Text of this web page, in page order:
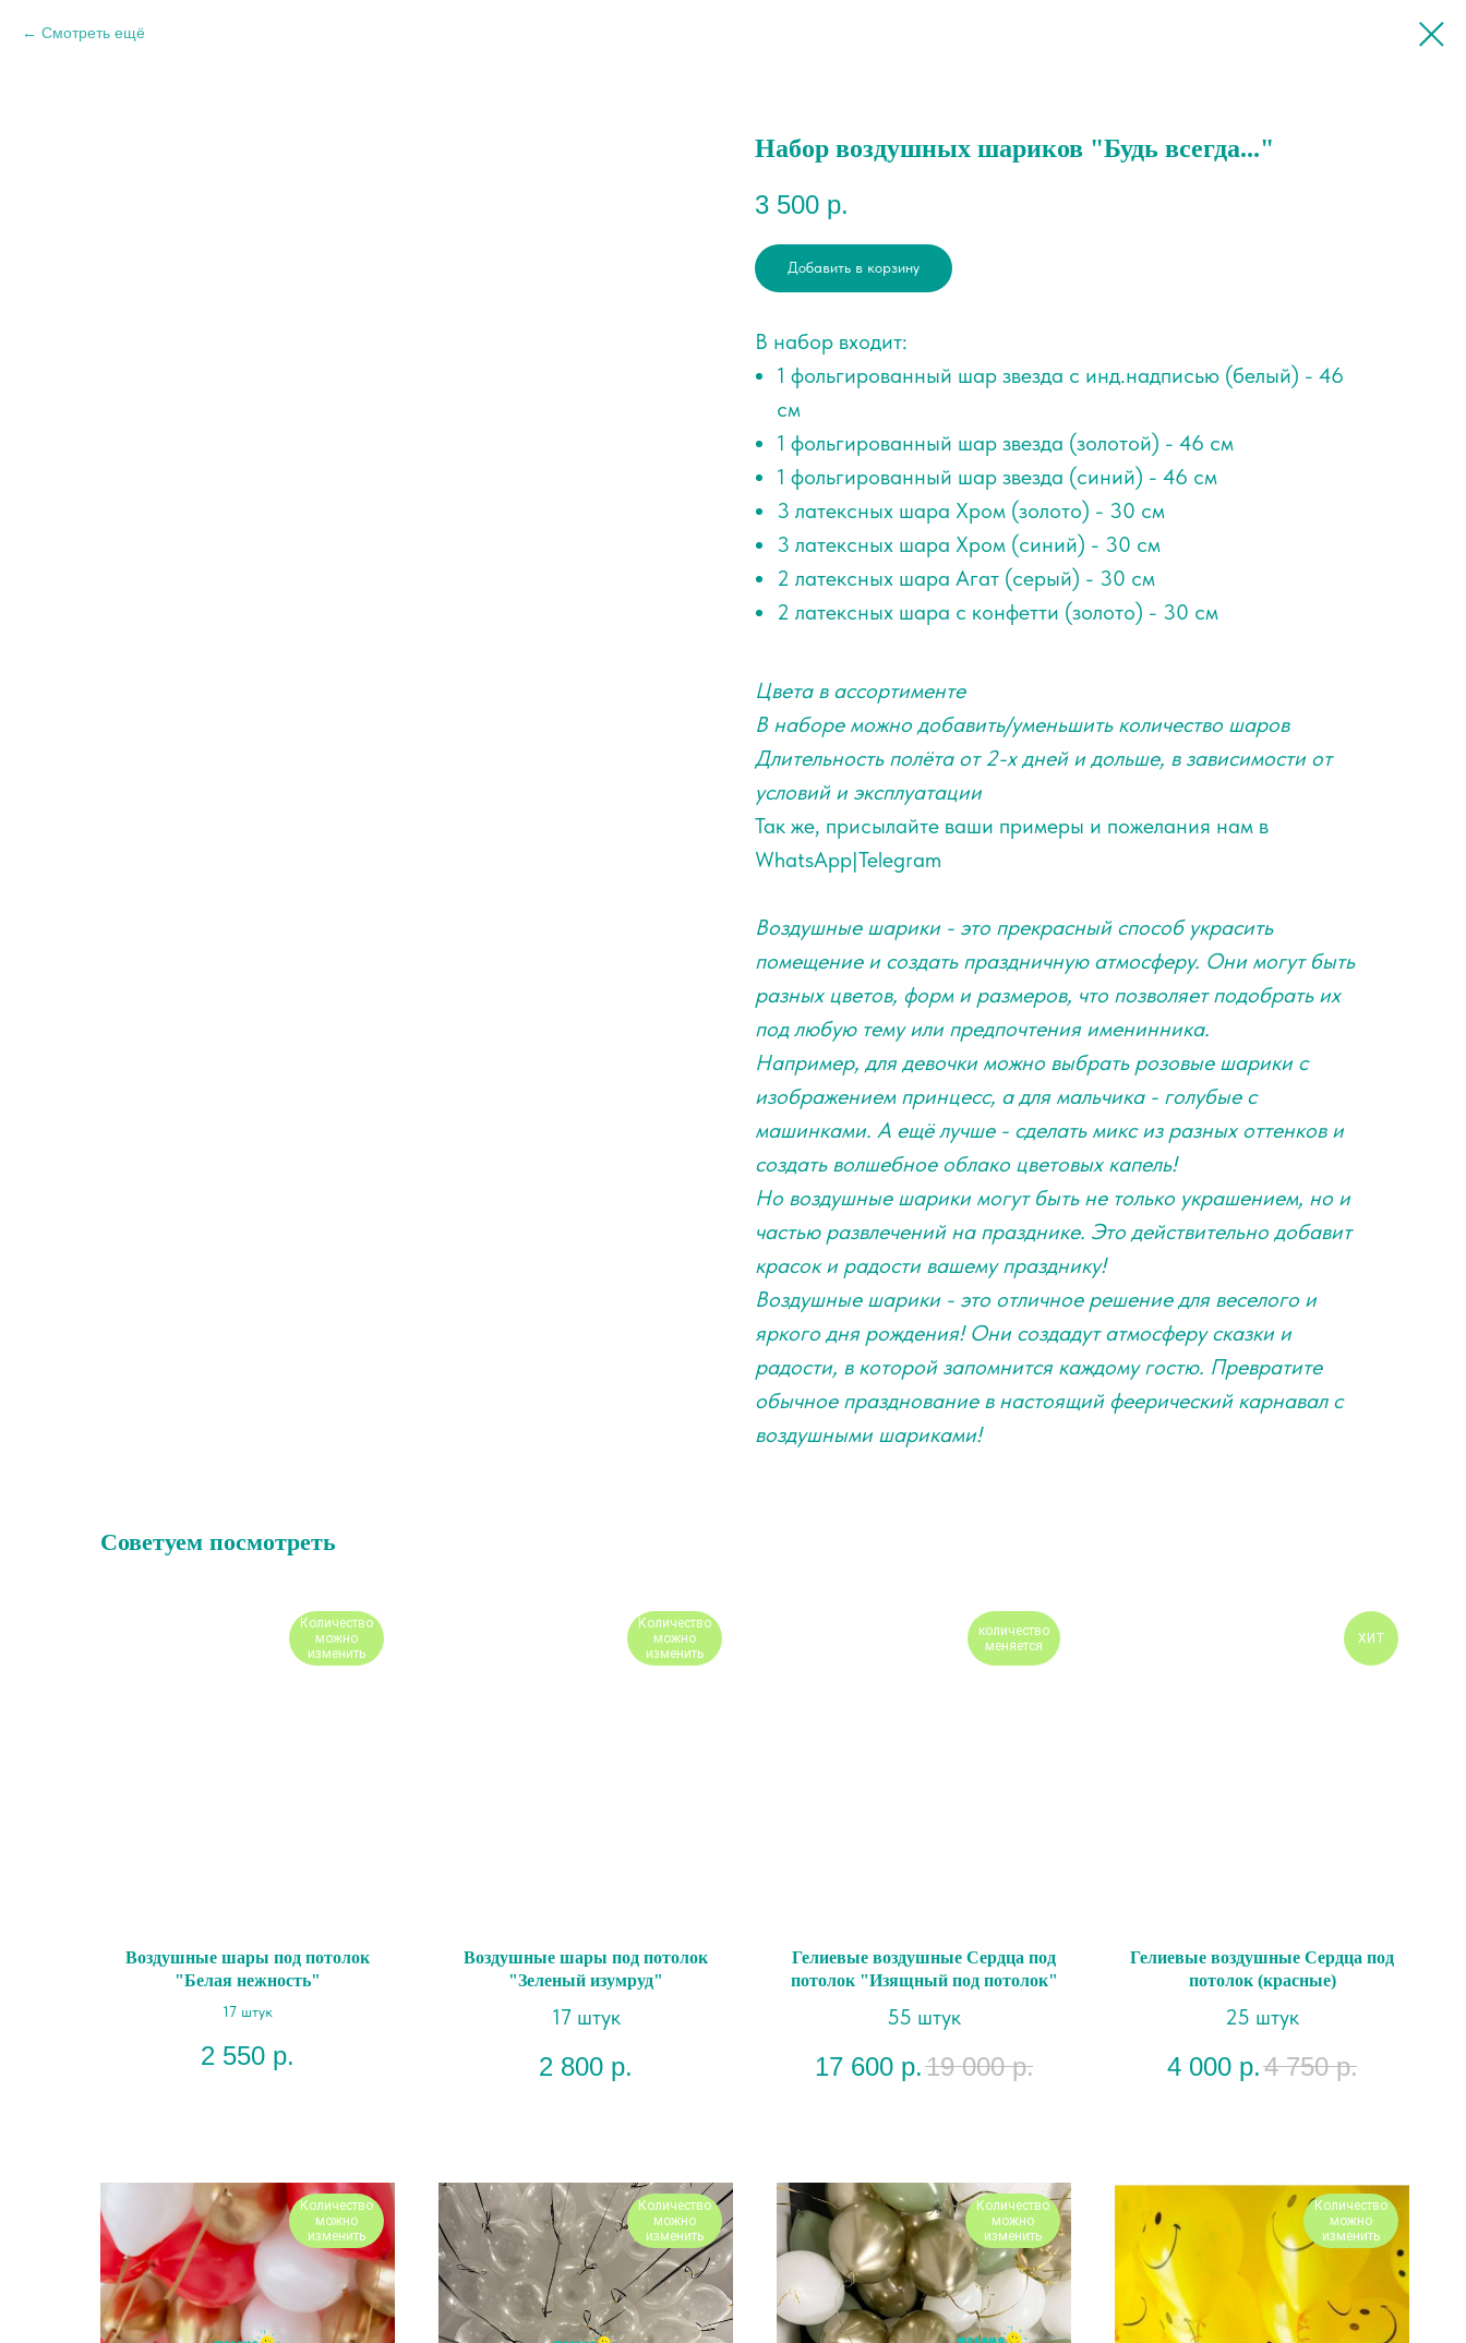
Смотреть ещё
Набор воздушных шариков "Будь всегда..."
3 500 р.
Добавить в корзину
В набор входит:
1 фольгированный шар звезда с инд.надписью (белый) - 46
см
1 фольгированный шар звезда (золотой) - 46 см
1 фольгированный шар звезда (синий) - 46 см
3 латексных шара Хром (золото) - 30 см
3 латексных шара Хром (синий) - 30 см
2 латексных шара Агат (серый) - 30 см
2 латексных шара с конфетти (золото) - 30 см
Цвета в ассортименте
В наборе можно добавить/уменьшить количество шаров
Длительность полёта от 2-х дней и дольше, в зависимости от
условий и эксплуатации
Так же, присылайте ваши примеры и пожелания нам в
WhatsApp|Telegram
Воздушные шарики - это прекрасный способ украсить
помещение и создать праздничную атмосферу. Они могут быть
разных цветов, форм и размеров, что позволяет подобрать их
под любую тему или предпочтения именинника.
Например, для девочки можно выбрать розовые шарики с
изображением принцесс, а для мальчика - голубые с
машинками. А ещё лучше - сделать микс из разных оттенков и
создать волшебное облако цветовых капель!
Но воздушные шарики могут быть не только украшением, но и
частью развлечений на празднике. Это действительно добавит
красок и радости вашему празднику!
Воздушные шарики - это отличное решение для веселого и
яркого дня рождения! Они создадут атмосферу сказки и
радости, в которой запомнится каждому гостю. Превратите
обычное празднование в настоящий феерический карнавал с
воздушными шариками!
Советуем посмотреть
Количество
можно
изменить
Воздушные шары под потолок
"Белая нежность"
17 штук
2 550 р.
Количество
можно
изменить
Воздушные шары под потолок
"Зеленый изумруд"
17 штук
2 800 р.
количество
меняется
Гелиевые воздушные Сердца под
потолок "Изящный под потолок"
55 штук
17 600 р.19 000 р.
ХИТ
Гелиевые воздушные Сердца под
потолок (красные)
25 штук
4 000 р.4 750 р.
Количество
можно
изменить
Количество
можно
изменить
Количество
можно
изменить
Количество
можно
изменить